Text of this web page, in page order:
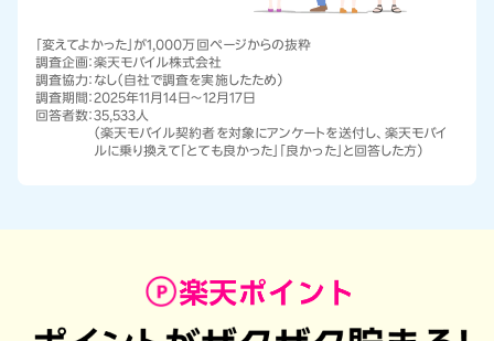
「変えてよかった」が1,000万回ページからの抜粋
調査企画：楽天モバイル株式会社
調査協力： なし（自社で調査を実施したため）
調査期間：2025年11月14日～12月17日
回答者数：35,533人
（楽天モバイル契約者を対象にアンケートを送付し、楽天モバイ
ルに乗り換えて「とても良かった」「良かった」と回答した方）